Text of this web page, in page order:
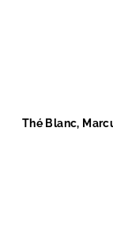
Thé Blanc,